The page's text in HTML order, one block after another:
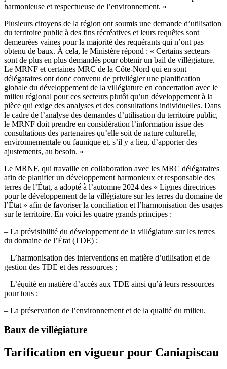
harmonieuse et respectueuse de l’environnement. »
Plusieurs citoyens de la région ont soumis une demande d’utilisation
du territoire public à des fins récréatives et leurs requêtes sont
demeurées vaines pour la majorité des requérants qui n’ont pas
obtenu de baux. À cela, le Ministère répond : « Certains secteurs
sont de plus en plus demandés pour obtenir un bail de villégiature.
Le MRNF et certaines MRC de la Côte-Nord qui en sont
délégataires ont donc convenu de privilégier une planification
globale du développement de la villégiature en concertation avec le
milieu régional pour ces secteurs plutôt qu’un développement à la
pièce qui exige des analyses et des consultations individuelles. Dans
le cadre de l’analyse des demandes d’utilisation du territoire public,
le MRNF doit prendre en considération l’information issue des
consultations des partenaires qu’elle soit de nature culturelle,
environnementale ou faunique et, s’il y a lieu, d’apporter des
ajustements, au besoin. »
Le MRNF, qui travaille en collaboration avec les MRC délégataires
afin de planifier un développement harmonieux et responsable des
terres de l’État, a adopté à l’automne 2024 des « Lignes directrices
pour le développement de la villégiature sur les terres du domaine de
l’État » afin de favoriser la conciliation et l’harmonisation des usages
sur le territoire. En voici les quatre grands principes :
– La prévisibilité du développement de la villégiature sur les terres
du domaine de l’État (TDE) ;
– L’harmonisation des interventions en matière d’utilisation et de
gestion des TDE et des ressources ;
– L’équité en matière d’accès aux TDE ainsi qu’à leurs ressources
pour tous ;
– La préservation de l’environnement et de la qualité du milieu.
Baux de villégiature
Tarification en vigueur pour Caniapiscau